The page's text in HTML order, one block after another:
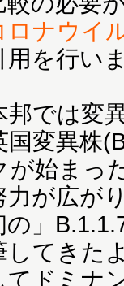
ロナウイ
を行いま
では変
国変異株
が始まっ
力が広が
の」
してきた
てドミナ